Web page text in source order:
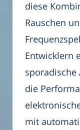
diese
Rauschen
Entwicklern
die
mit